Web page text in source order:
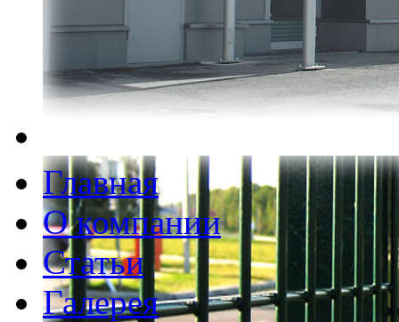
Главная
О компании
Статьи
Галерея